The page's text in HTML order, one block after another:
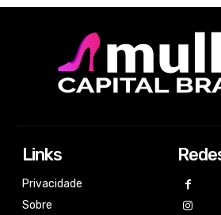
Links
Privacidade
Sobre